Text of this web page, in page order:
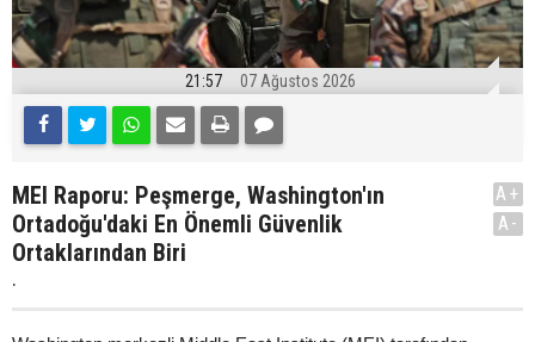
21:57 07 Ağustos 2026
MEI Raporu: Peşmerge, Washington'ın
Ortadoğu'daki En Önemli Güvenlik
Ortaklarından Biri
.
A+
A-